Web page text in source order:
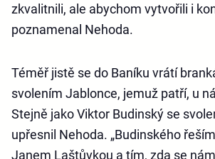
zkvalitnili, ale abychom vytvořili i
poznamenal Nehoda.
Téměř jistě se do Baníku vrátí
svolením Jablonce, jemuž patří, u
Stejně jako Viktor Budinský se
upřesnil Nehoda. „Budinského
Janem Laštůvkou a tím, zda se